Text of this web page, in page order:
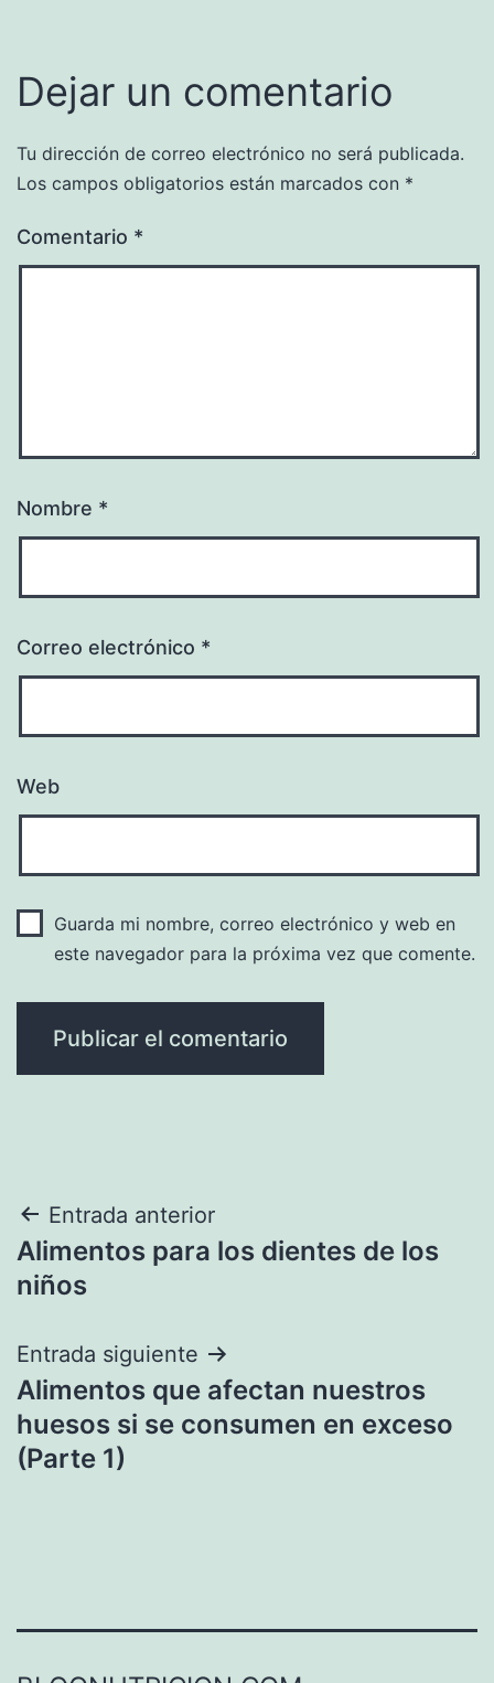
Dejar un comentario
Tu dirección de correo electrónico no será publicada.
Los campos obligatorios están marcados con *
Comentario *
Nombre *
Correo electrónico *
Web
Guarda mi nombre, correo electrónico y web en
este navegador para la próxima vez que comente.
Navegación
de
Entrada anterior
Alimentos para los dientes de los
niños
Entrada siguiente
Alimentos que afectan nuestros
huesos si se consumen en exceso
(Parte 1)